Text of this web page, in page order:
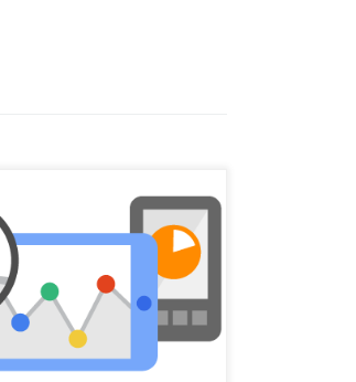
personales de cada
a tu galería, así controlarás las
fotos, cuando vayas
fuera de la comunidad.